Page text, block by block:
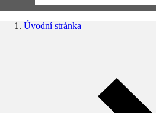
Úvodní stránka